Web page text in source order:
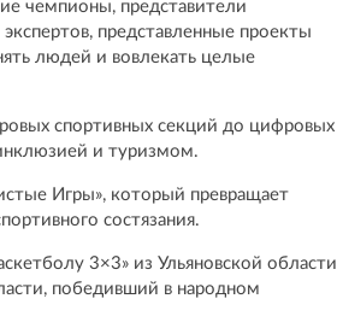
чемпионы, представители
представленные проекты
людей и вовлекать целые
спортивных секций до цифровых
и туризмом.
Игры», который превращает
состязания.
3×3» из Ульяновской области
победивший в народном